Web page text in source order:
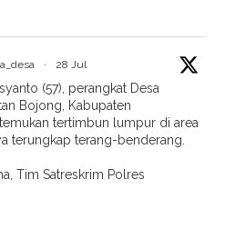
· 28 Jul
(57), perangkat Desa
Bojong, Kabupaten
tertimbun lumpur di area
terungkap terang-benderang.
Tim Satreskrim Polres